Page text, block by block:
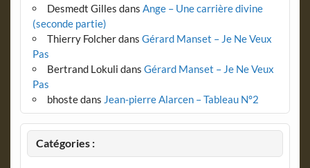
Desmedt Gilles dans Ange – Une carrière divine
(seconde partie)
Thierry Folcherdans Gérard Manset – Je Ne Veux
Pas
Bertrand Lokuli dans Gérard Manset – Je Ne Veux
Pas
bhostedans Jean-pierre Alarcen – Tableau N°2
Catégories :